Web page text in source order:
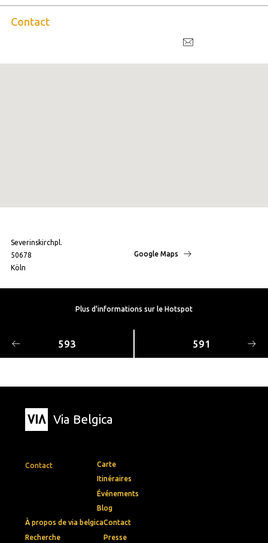
Contact
Severinskirchpl.
50678
Köln
Google Maps
Plus d'informations sur le Hotspot
593 591
Via Belgica
Contact
Carte
Itinéraires
Événements
Blog
À propos de via belgica
Recherche
Contact
Presse